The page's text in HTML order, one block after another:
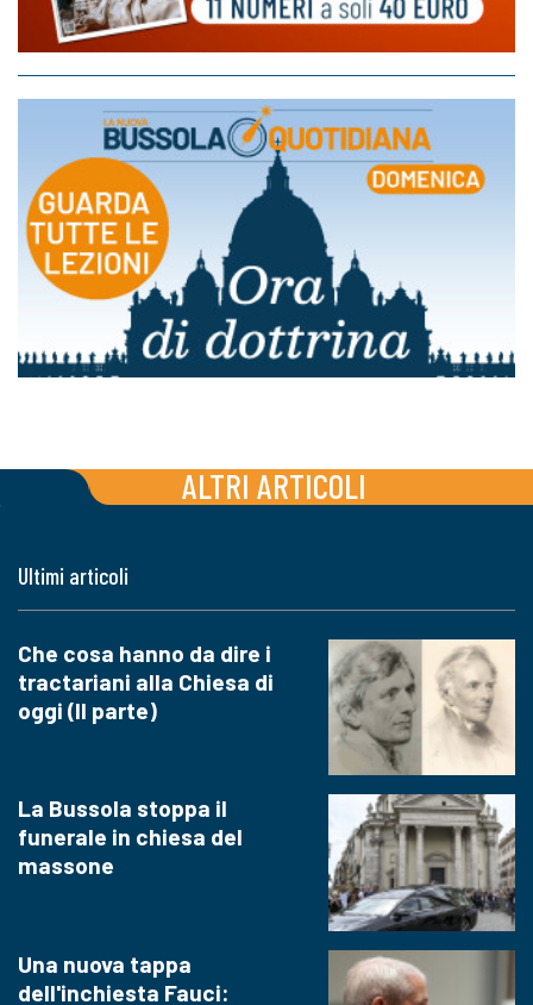
ALTRI ARTICOLI
Ultimi articoli
Che cosa hanno da dire i
tractariani alla Chiesa di
oggi (II parte)
La Bussola stoppa il
funerale in chiesa del
massone
Una nuova tappa
dell'inchiesta Fauci: